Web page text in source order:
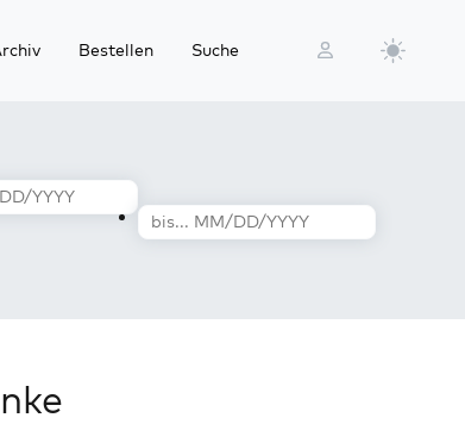
Bestellen Suche